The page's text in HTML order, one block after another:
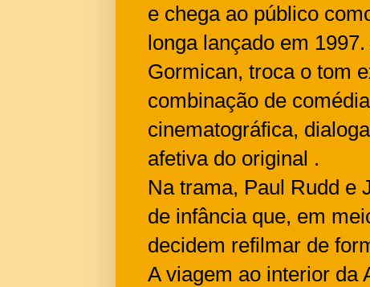
e chega ao público
longa lançado em
Gormican, troca o tom
combinação de
cinematográfica,
afetiva do original .
Na trama, Paul Rudd e
de infância que, em
decidem refilmar de
A viagem ao interior da